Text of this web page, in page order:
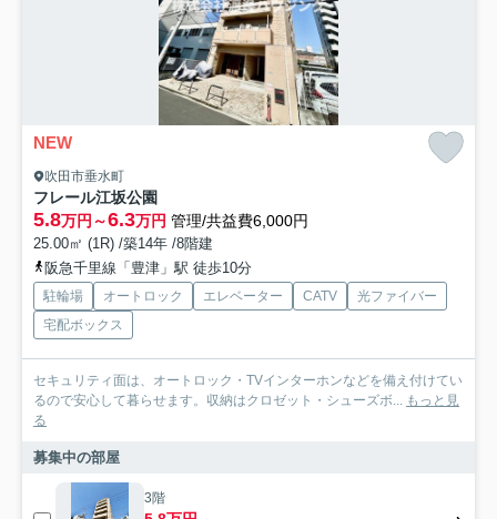
NEW
吹田市垂水町
フレール江坂公園
5.8万円～6.3万円 管理/共益費6,000円
25.00㎡ (1R) /築14年 /8階建
阪急千里線「豊津」駅 徒歩10分
駐輪場 オートロック エレベーター CATV
光ファイバー
宅配ボックス
セキュリティ面は、オートロック・TVインターホンなどを備え付けてい
るので安心して暮らせます。収納はクロゼット・シューズボ... もっと見
る
募集中の部屋
3階